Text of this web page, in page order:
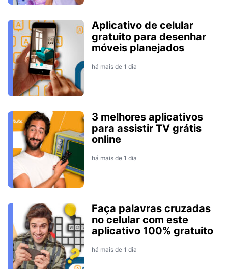
Aplicativo de celular
gratuito para desenhar
móveis planejados
há mais de 1 dia
3 melhores aplicativos
para assistir TV grátis
online
há mais de 1 dia
Faça palavras cruzadas
no celular com este
aplicativo 100% gratuito
há mais de 1 dia